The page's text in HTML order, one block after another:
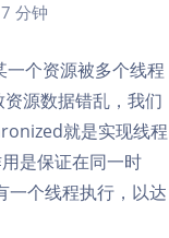
分钟
个资源被多个线程
源数据错乱，我们
就是实现线程
是保证在同一时
一个线程执行，以达